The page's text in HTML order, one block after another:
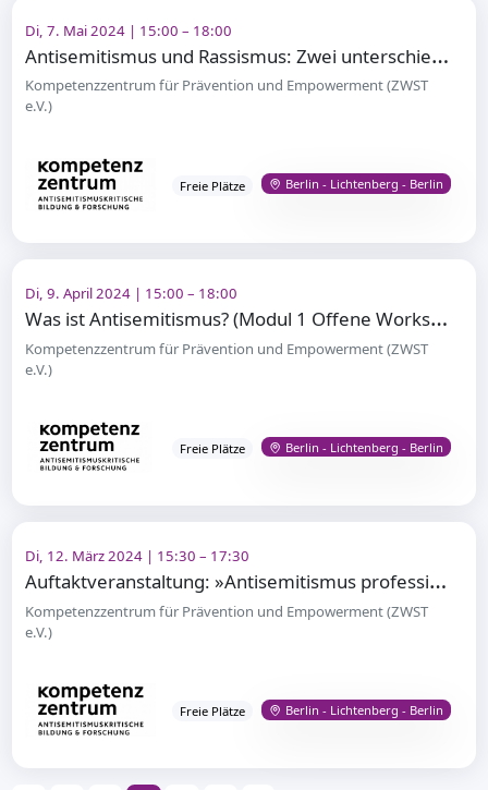
Di, 7. Mai 2024 | 15:00 – 18:00
A
ntisemitismus und Rassismus: Zwei unterschiedliche Phänomene? (Modul 2)
Kompetenzzentrum für Prävention und Empowerment (ZWST
e.V.)
Freie Plätze Berlin - Lichtenberg - Berlin
Di, 9. April 2024 | 15:00 – 18:00
W
as ist Antisemitismus? (Modul 1 Offene Workshopreihe)
Kompetenzzentrum für Prävention und Empowerment (ZWST
e.V.)
Freie Plätze Berlin - Lichtenberg - Berlin
Di, 12. März 2024 | 15:30 – 17:30
A
uftaktveranstaltung: »Antisemitismus professionell begegnen«
Kompetenzzentrum für Prävention und Empowerment (ZWST
e.V.)
Freie Plätze Berlin - Lichtenberg - Berlin